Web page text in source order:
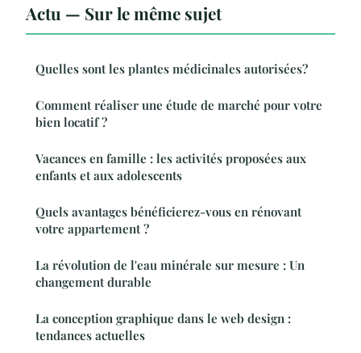
Actu — Sur le même sujet
Quelles sont les plantes médicinales autorisées?
Comment réaliser une étude de marché pour votre
bien locatif ?
Vacances en famille : les activités proposées aux
enfants et aux adolescents
Quels avantages bénéficierez-vous en rénovant
votre appartement ?
La révolution de l'eau minérale sur mesure : Un
changement durable
La conception graphique dans le web design :
tendances actuelles